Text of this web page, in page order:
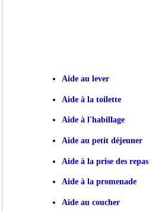
Aide au lever
Aide à la toilette
Aide à l'habillage
Aide au petit déjeuner
Aide à la prise des repas
Aide à la promenade
Aide au coucher